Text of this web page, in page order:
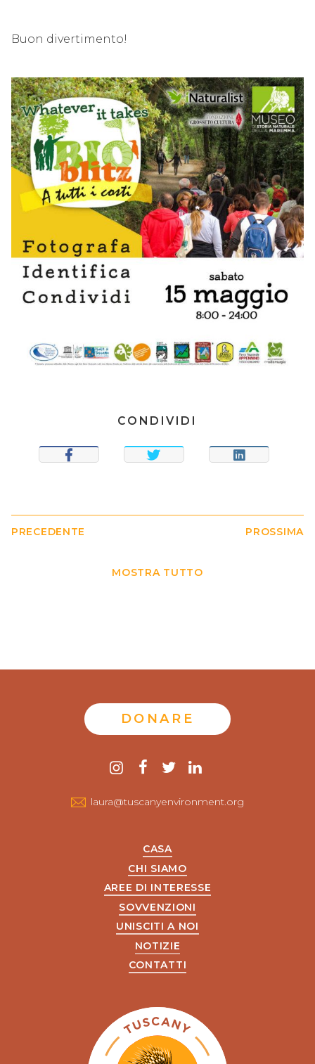
Buon divertimento!
CONDIVIDI
CONDIVIDI TWEET CONDIVIDI
PRECEDENTE
MOSTRA TUTTO
PROSSIMA
DONARE
instagram
Facebook
twitter
laura@tuscanyenvironment.org
CASA
CHI SIAMO
AREE DI INTERESSE
SOVVENZIONI
UNISCITI A NOI
NOTIZIE
CONTATTI